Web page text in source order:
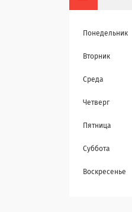
Понедельник
Вторник
Среда
Четверг
Пятница
Суббота
Воскресенье